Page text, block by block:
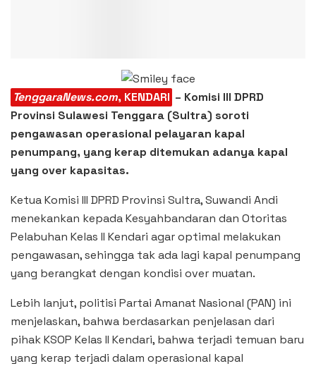
TenggaraNews.com, KENDARI – Komisi III DPRD
Provinsi Sulawesi Tenggara (Sultra) soroti
pengawasan operasional pelayaran kapal
penumpang, yang kerap ditemukan adanya kapal
yang over kapasitas.
Ketua Komisi III DPRD Provinsi Sultra, Suwandi Andi
menekankan kepada Kesyahbandaran dan Otoritas
Pelabuhan Kelas II Kendari agar optimal melakukan
pengawasan, sehingga tak ada lagi kapal penumpang
yang berangkat dengan kondisi over muatan.
Lebih lanjut, politisi Partai Amanat Nasional (PAN) ini
menjelaskan, bahwa berdasarkan penjelasan dari
pihak KSOP Kelas II Kendari, bahwa terjadi temuan baru
yang kerap terjadi dalam operasional kapal